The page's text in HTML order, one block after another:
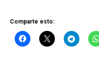
Comparte esto: